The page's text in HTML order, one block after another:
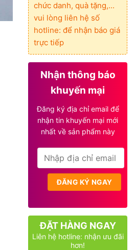
chức danh, quà tặng,...
vui lòng liên hệ số
hotline: để nhận báo giá
trực tiếp
Nhận thông báo
khuyến mại
Đăng ký địa chỉ email để
nhận tin khuyến mại mới
nhất về sản phẩm này
ĐẶT HÀNG NGAY
Liên hệ hotline: nhận ưu đãi
hơn!